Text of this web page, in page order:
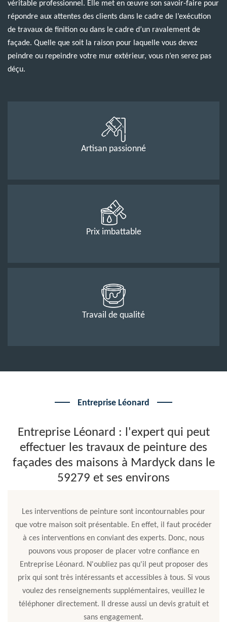
véritable professionnel. Elle met en œuvre son savoir-faire pour
répondre aux attentes des clients dans le cadre de l’exécution
de travaux de finition ou dans le cadre d’un ravalement de
façade. Quelle que soit la raison pour laquelle vous devez
peindre ou repeindre votre mur extérieur, vous n’en serez pas
déçu.
Artisan passionné
Prix imbattable
Travail de qualité
Entreprise Léonard
Entreprise Léonard : l'expert qui peut
effectuer les travaux de peinture des
façades des maisons à Mardyck dans le
59279 et ses environs
Les interventions de peinture sont incontournables pour
que votre maison soit présentable. En effet, il faut procéder
à ces interventions en conviant des experts. Donc, nous
pouvons vous proposer de placer votre confiance en
Entreprise Léonard. N'oubliez pas qu'il peut proposer des
prix qui sont très intéressants et accessibles à tous. Si vous
voulez des renseignements supplémentaires, veuillez le
téléphoner directement. Il dresse aussi un devis gratuit et
sans engagement.